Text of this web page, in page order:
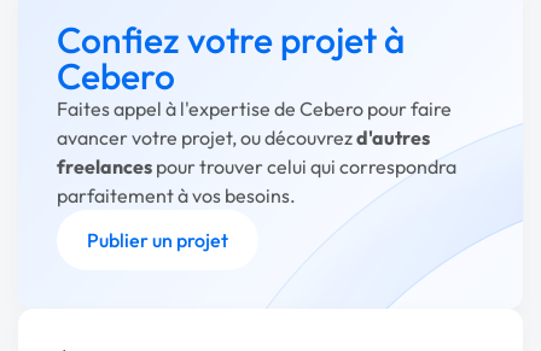
Confiez votre projet à
Cebero
Faites appel à l'expertise de Cebero pour faire
avancer votre projet, ou découvrezd'autres
freelances pour trouver celui qui correspondra
parfaitement à vos besoins.
Publier un projet